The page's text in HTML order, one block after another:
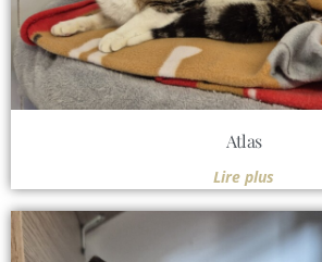
Atlas
Lire plus